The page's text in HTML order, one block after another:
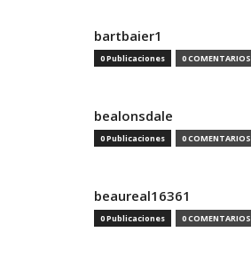
bartbaier1
0 Publicaciones 0 COMENTARIOS
bealonsdale
0 Publicaciones 0 COMENTARIOS
beaureal16361
0 Publicaciones 0 COMENTARIOS